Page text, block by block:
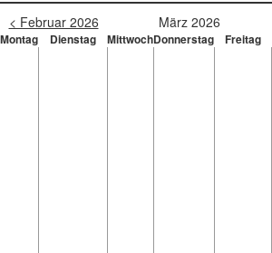
< Februar 2026 März 2026
Montag Dienstag MittwochDonnerstag Freitag